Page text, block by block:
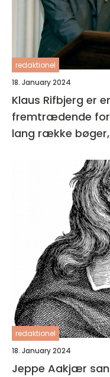
redaktionel
18. January 2024
Klaus Rifbjerg er
fremtrædende
lang række
redaktionel
18. January 2024
Jeppe Aakjær